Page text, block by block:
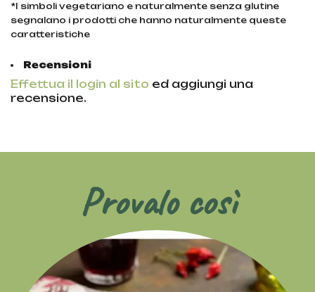
*I simboli vegetariano e naturalmente senza glutine
segnalano i prodotti che hanno naturalmente queste
caratteristiche
Recensioni
Effettua il login al sito ed aggiungi una
recensione.
Provalo così